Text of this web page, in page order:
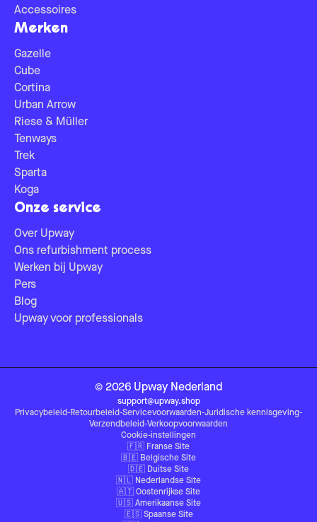
Accessoires
Merken
Gazelle
Cube
Cortina
Urban Arrow
Riese & Müller
Tenways
Trek
Sparta
Koga
Onze service
Over Upway
Ons refurbishment process
Werken bij Upway
Pers
Blog
Upway voor professionals
© 2026 Upway Nederland
support@upway.shop
Privacybeleid-Retourbeleid-Servicevoorwaarden-Juridische kennisgeving-
Verzendbeleid-Verkoopvoorwaarden
Cookie-instellingen
🇫🇷 Franse Site
🇧🇪 Belgische Site
🇩🇪 Duitse Site
🇳🇱 Nederlandse Site
🇦🇹 Oostenrijkse Site
🇺🇸 Amerikaanse Site
🇪🇸 Spaanse Site